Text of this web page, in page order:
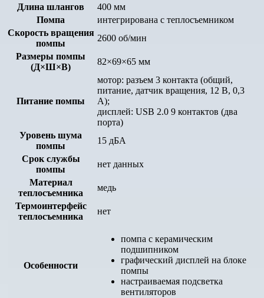
Длина шлангов
400 мм
Помпа
интегрирована с теплосъемником
Скорость вращения
помпы
2600 об/мин
Размеры помпы
(Д×Ш×В)
82×69×65 мм
Питание помпы
мотор: разъем 3 контакта (общий,
питание, датчик вращения, 12 В, 0,3
А);
дисплей: USB 2.0 9 контактов (два
порта)
Уровень шума
помпы
15 дБА
Срок службы
помпы
нет данных
Материал
теплосъемника
медь
Термоинтерфейс
теплосъемника
нет
Особенности
помпа с керамическим
подшипником
графический дисплей на блоке
помпы
настраиваемая подсветка
вентиляторов